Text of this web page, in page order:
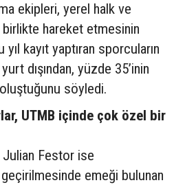
ekipleri, yerel halk ve
birlikte hareket etmesinin
yıl kayıt yaptıran sporcuların
dışından, yüzde 35’inin
söyledi.
UTMB içinde çok özel bir
Festor ise
emeği bulunan